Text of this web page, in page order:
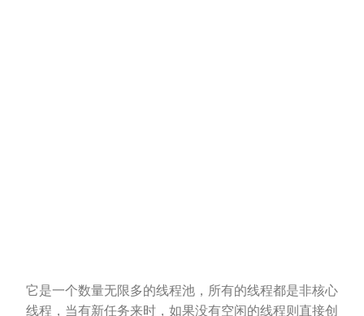
它是一个数量无限多的线程池，所有的线程都是非核心
线程，当有新任务来时，如果没有空闲的线程则直接创